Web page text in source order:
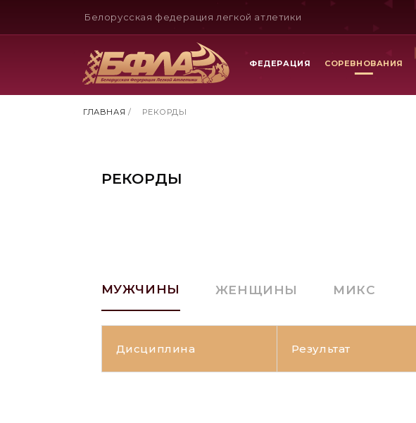
Белорусская федерация легкой атлетики
ФЕДЕРАЦИЯ СОРЕВНОВАНИЯ
ГЛАВНАЯ / РЕКОРДЫ
РЕКОРДЫ
МУЖЧИНЫ ЖЕНЩИНЫ МИКС
Дисциплина Результат